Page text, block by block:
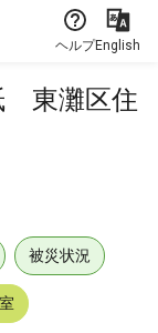
ヘルプEnglish
東灘区住
被災状況